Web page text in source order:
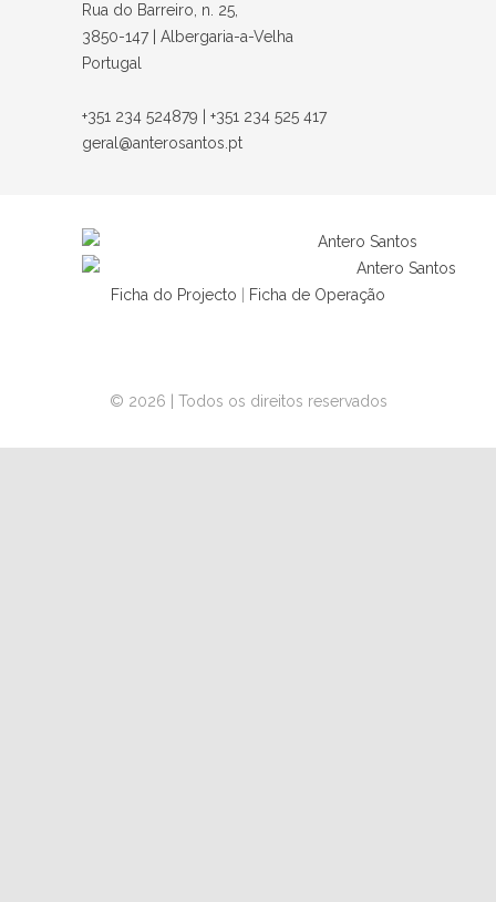
Rua do Barreiro, n. 25,
3850-147 | Albergaria-a-Velha
Portugal
+351 234 524879 | +351 234 525 417
geral@anterosantos.pt
Ficha do Projecto Ficha de Operação
© 2026 | Todos os direitos reservados